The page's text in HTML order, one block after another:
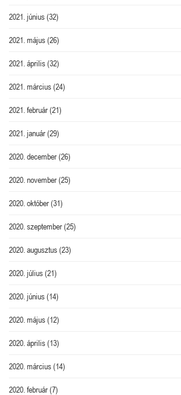
2021. június(32)
2021. május(26)
2021. április(32)
2021. március(24)
2021. február(21)
2021. január(29)
2020. december(26)
2020. november(25)
2020. október(31)
2020. szeptember(25)
2020. augusztus(23)
2020. július(21)
2020. június(14)
2020. május(12)
2020. április(13)
2020. március(14)
2020. február(7)